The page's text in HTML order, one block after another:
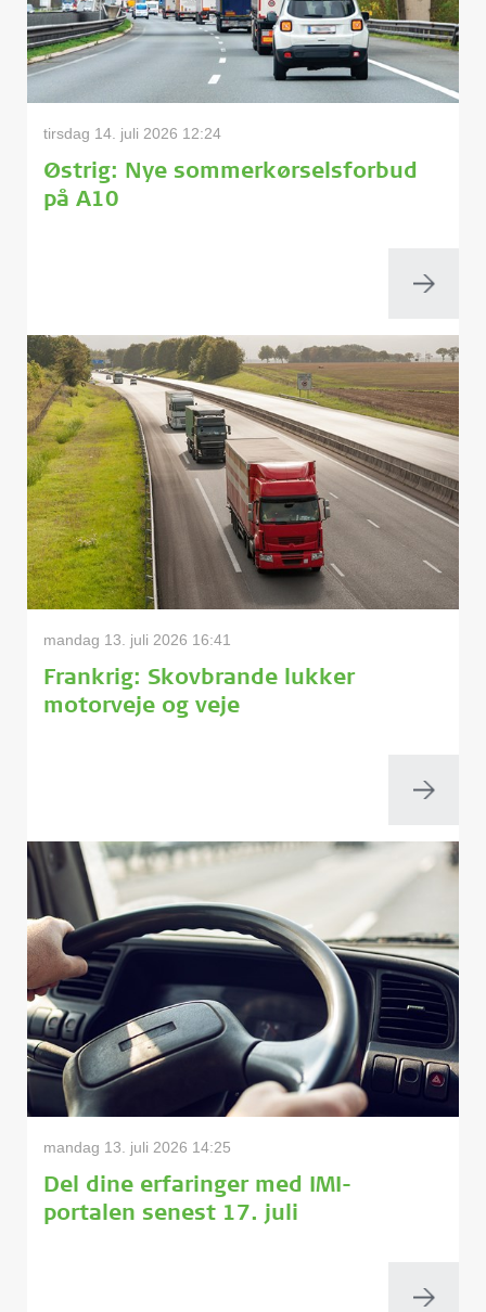
tirsdag 14. juli 2026 12:24
Østrig: Nye sommerkørselsforbud
på A10
mandag 13. juli 2026 16:41
Frankrig: Skovbrande lukker
motorveje og veje
mandag 13. juli 2026 14:25
Del dine erfaringer med IMI-
portalen senest 17. juli